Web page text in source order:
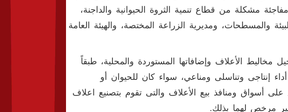
مشكلة من قطاع تنمية الثروة الحيوانية والداجنة،
والمسطحات، ومديرية الزراعة المختصة، والهيئة العامة
الأعلاف وإضافاتها المستوردة والمحلية، طبقاً
إنتاجى وتناسلى ومناعي، سواء كان للحيوان أو
أسواق ومنافذ بيع الأعلاف والتى تقوم بتصنيع اعلاف
مرخص لهما بذلك.